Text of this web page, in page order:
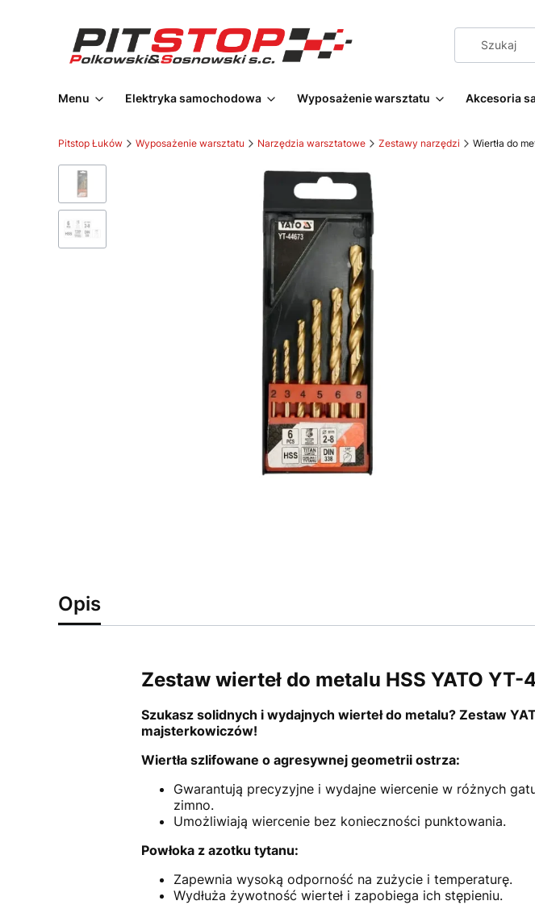
Menu Elektryka samochodowa Wyposażenie warsztatu Akcesoria
Pitstop Łuków Wyposażenie warsztatu Narzędzia warsztatowe Zestawy narzędzi Wiertła do
Opis
Zestaw wierteł do metalu HSS YATO YT-
Szukasz solidnych i wydajnych wierteł do metalu? Zestaw
majsterkowiczów!
Wiertła szlifowane o agresywnej geometrii ostrza:
Gwarantują precyzyjne i wydajne wiercenie w różnych
zimno.
Umożliwiają wiercenie bez konieczności punktowania.
Powłoka z azotku tytanu:
Zapewnia wysoką odporność na zużycie i temperaturę.
Wydłuża żywotność wierteł i zapobiega ich stępieniu.